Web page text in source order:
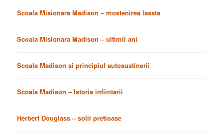
Scoala Misionara Madison – mostenirea lasata
Scoala Misionara Madison – ultimii ani
Scoala Madison si principiul autosustinerii
Scoala Madison – Istoria infiintarii
Herbert Douglass – solii pretioase